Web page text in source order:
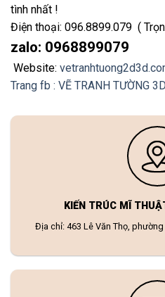
tình nhất !
Điện thoại: 096.8899.079 (
zalo: 0968899079
Website:
Trang fb : VẼ TRANH TƯỜNG
KIẾN TRÚC MĨ
Địa chỉ: 463 Lê Văn Thọ,